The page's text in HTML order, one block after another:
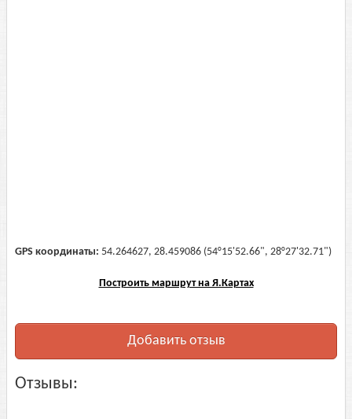
GPS координаты: 54.264627, 28.459086 (54°15'52.66", 28°27'32.71")
Построить маршрут на Я.Картах
Добавить отзыв
Отзывы: